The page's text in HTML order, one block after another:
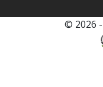
© 2026